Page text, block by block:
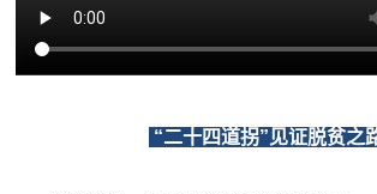
智
库
“二十四道拐”见证脱贫之